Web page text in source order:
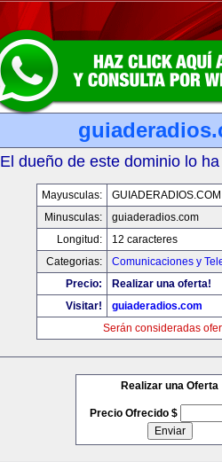
El dueño de este dominio lo
Mayusculas:
GUIADERADIOS.COM
Minusculas:
guiaderadios.com
Longitud:
12 caracteres
Categorias:
Comunicaciones y
Precio:
Realizar una oferta!
Visitar!
guiaderadios.com
Serán consideradas
Realizar una Oferta
Precio Ofrecido $